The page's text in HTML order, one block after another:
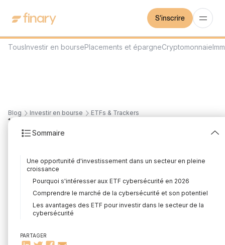
S'inscrire
Blog Investir en bourse ETFs & Trackers
Sommaire
Une opportunité d'investissement dans un secteur en pleine
croissance
Pourquoi s'intéresser aux ETF cybersécurité en 2026
Comprendre le marché de la cybersécurité et son potentiel
Les avantages des ETF pour investir dans le secteur de la
cybersécurité
Europe ?
PARTAGER
16
cybersécurité 2026 :
comparatif et frais
Rédigé parFlorian Corteel Édité parLouis Sellier
TousInvestir en boursePlacements et épargneCryptomonnaie